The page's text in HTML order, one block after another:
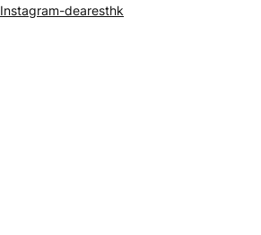
Instagram-dearesthk